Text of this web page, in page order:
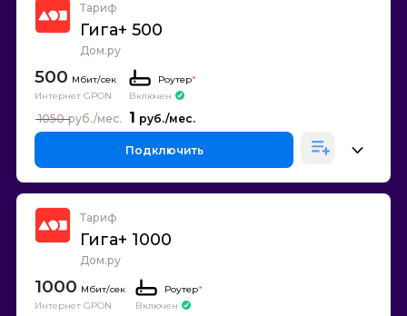
Тариф
Гига+ 500
Дом.ру
500
Интернет GPON
Роутер*
Включен
1
1050
Подключить
Тариф
Гига+ 1000
Дом.ру
1000
Интернет GPON
Роутер*
Включен